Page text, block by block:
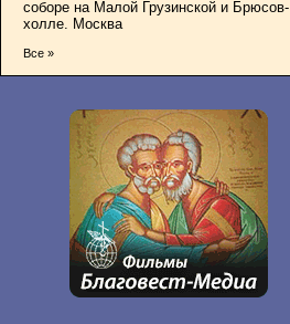
соборе на Малой Грузинской и Брюсов-
холле. Москва
Все »